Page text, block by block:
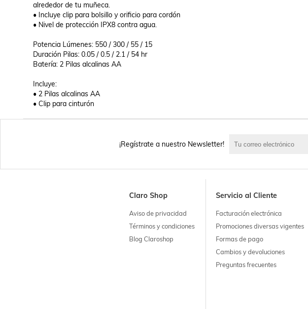
alrededor de tu muñeca.
• Incluye clip para bolsillo y orificio para cordón
• Nivel de protección IPX8 contra agua.
Potencia Lúmenes: 550 / 300 / 55 / 15
Duración Pilas: 0.05 / 0.5 / 2.1 / 54 hr
Batería: 2 Pilas alcalinas AA
Incluye:
• 2 Pilas alcalinas AA
• Clip para cinturón
¡Regístrate a nuestro Newsletter!
Claro Shop
Aviso de privacidad
Términos y condiciones
Blog Claroshop
Servicio al Cliente
Facturación electrónica
Promociones diversas vigentes
Formas de pago
Cambios y devoluciones
Preguntas frecuentes